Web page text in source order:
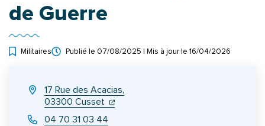
de Guerre
Militaires Publié le 07/08/2025 | Mis à jour le 16/04/2026
17 Rue des Acacias,
03300 Cusset (ouverture dans un nouvel onglet)
(ouverture dans un nouvel onglet)
04 70 31 03 44